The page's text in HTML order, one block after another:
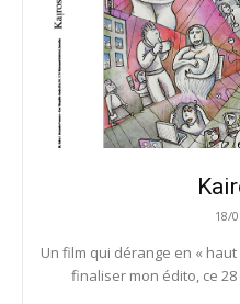
18/
Un film qui dérange en «
finaliser mon édito, ce